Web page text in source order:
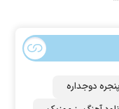
پنجره دوجداره